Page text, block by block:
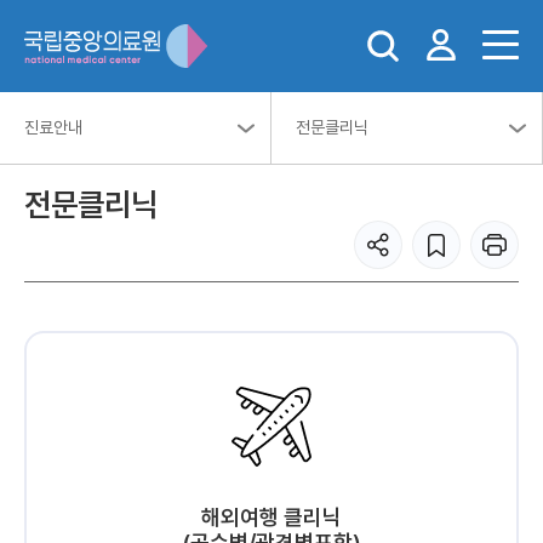
진료안내 전문클리닉
전문클리닉
해외여행 클리닉